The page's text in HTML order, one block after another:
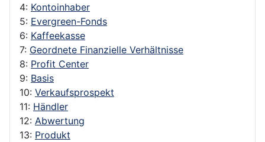
4: Kontoinhaber
5: Evergreen-Fonds
6: Kaffeekasse
7: Geordnete Finanzielle Verhältnisse
8: Profit Center
9: Basis
10: Verkaufsprospekt
11: Händler
12: Abwertung
13: Produkt